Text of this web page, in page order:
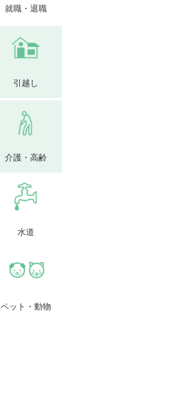
就職・退職
引越し
介護・高齢
水道
ペット・動物